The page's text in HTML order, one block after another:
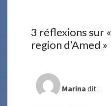
3 réflexions sur «
region d’Amed »
Marina dit :